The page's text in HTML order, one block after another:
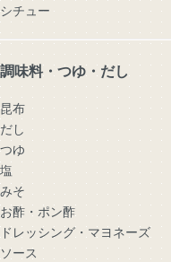
シチュー
調味料・つゆ・だし
昆布
だし
つゆ
塩
みそ
お酢・ポン酢
ドレッシング・マヨネーズ
ソース